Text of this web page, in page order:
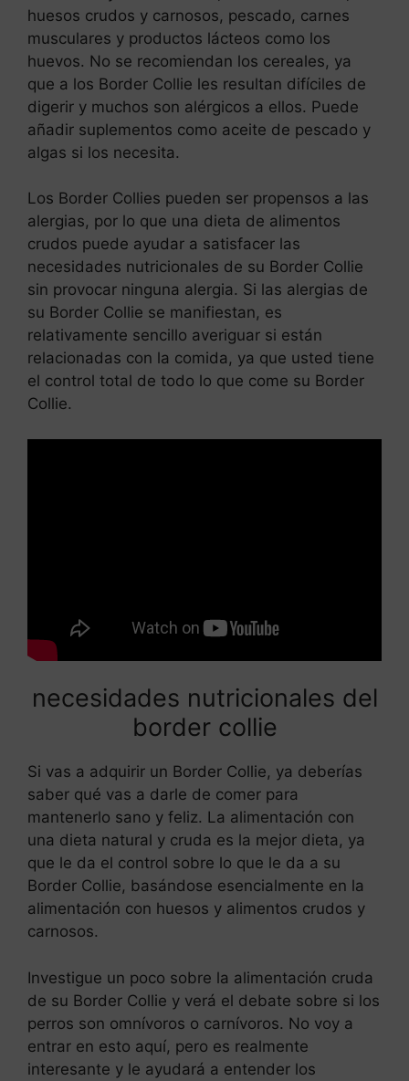
huesos crudos y carnosos, pescado, carnes
musculares y productos lácteos como los
huevos. No se recomiendan los cereales, ya
que a los Border Collie les resultan difíciles de
digerir y muchos son alérgicos a ellos. Puede
añadir suplementos como aceite de pescado y
algas si los necesita.
Los Border Collies pueden ser propensos a las
alergias, por lo que una dieta de alimentos
crudos puede ayudar a satisfacer las
necesidades nutricionales de su Border Collie
sin provocar ninguna alergia. Si las alergias de
su Border Collie se manifiestan, es
relativamente sencillo averiguar si están
relacionadas con la comida, ya que usted tiene
el control total de todo lo que come su Border
Collie.
necesidades nutricionales del
border collie
Si vas a adquirir un Border Collie, ya deberías
saber qué vas a darle de comer para
mantenerlo sano y feliz. La alimentación con
una dieta natural y cruda es la mejor dieta, ya
que le da el control sobre lo que le da a su
Border Collie, basándose esencialmente en la
alimentación con huesos y alimentos crudos y
carnosos.
Investigue un poco sobre la alimentación cruda
de su Border Collie y verá el debate sobre si los
perros son omnívoros o carnívoros. No voy a
entrar en esto aquí, pero es realmente
interesante y le ayudará a entender los